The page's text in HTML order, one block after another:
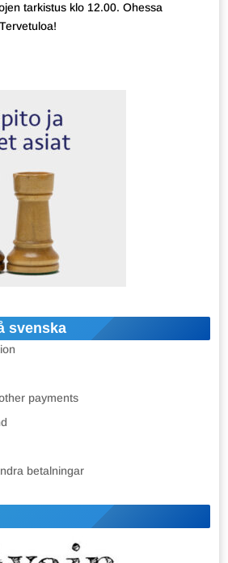
tarkistus klo 12.00. Ohessa
svenska
payments
betalningar